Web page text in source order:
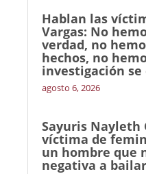
Hablan las
Vargas: No
verdad, no
hechos, no
investigación se
agosto 6, 2026
Sayuris Nayleth
víctima de
un hombre que
negativa a bailar